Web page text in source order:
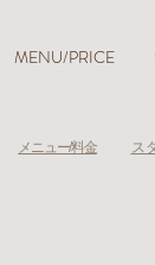
MENU/PRICE
メニュー/料金 ス